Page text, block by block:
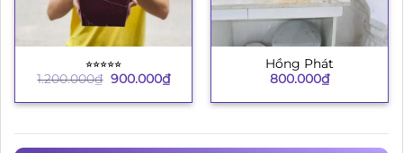
⭐︎⭐︎⭐︎⭐︎⭐︎
1.200.000₫ Giá
là:
900.000₫Giá
hiện
tại
Hồng Phát
800.000₫